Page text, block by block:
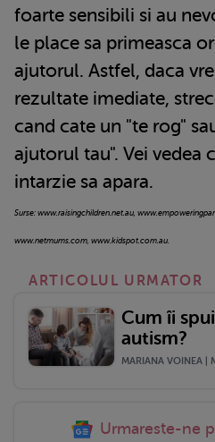
foarte sensibili si au
le place sa primeasca
ajutorul. Astfel, daca
rezultate imediate,
cand cate un "te rog"
ajutorul tau". Vei vedea
intarzie sa apara.
Surse: www.raisingchildren.net.au,
www.netmums.com, www.kidspot.com.au.
ARTICOLUL URMATOR
Cum îi
autism?
MARIANA VOINEA |
Urmareste-ne